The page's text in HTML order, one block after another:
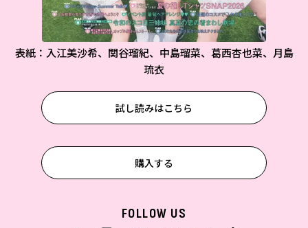
表紙：入江美沙希、関谷瑠紀、中島瑠菜、葛西杏也菜、月島
琉衣
試し読みはこちら
購入する
FOLLOW US